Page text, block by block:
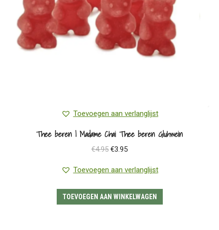
Toevoegen aan verlanglijst
Thee beren | Madame Chai Thee beren Gluhwein
€4.95 Oorspronkelijke
was:
€4.95.
€3.95Huidige
is:
€3.95.
Toevoegen aan verlanglijst
TOEVOEGEN AAN WINKELWAGEN